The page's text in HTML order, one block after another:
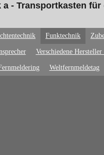
a - Transportkasten
Funktechnik
Verschiedene
Weltfernmeldetag